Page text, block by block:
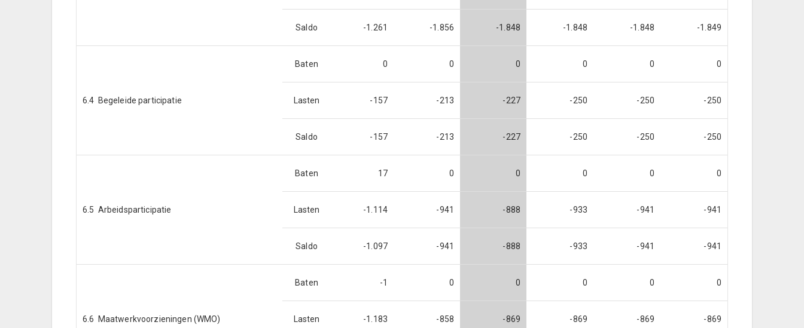
Saldo -1.261 -1.856 -1.848 -1.848 -1.848 -1.849
6.4 Begeleide participatie
Baten 0 0 0 0 0 0
Lasten -157 -213 -227 -250 -250 -250
Saldo -157 -213 -227 -250 -250 -250
6.5 Arbeidsparticipatie
Baten 17 0 0 0 0 0
Lasten -1.114 -941 -888 -933 -941 -941
Saldo -1.097 -941 -888 -933 -941 -941
6.6 Maatwerkvoorzieningen (WMO)
Baten -1 0 0 0 0 0
Lasten -1.183 -858 -869 -869 -869 -869